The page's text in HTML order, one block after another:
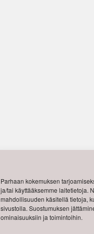
Parhaan kokemuksen
ja/tai käyttääksemme laitetietoja.
mahdollisuuden käsitellä tietoja,
sivustolla. Suostumuksen
ominaisuuksiin ja toimintoihin.